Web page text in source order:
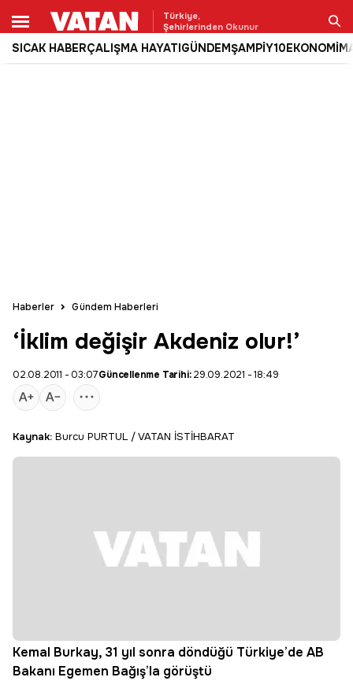
Türkiye,
Şehirlerinden Okunur
SICAK HABERÇALIŞMA HAYATIGÜNDEMŞAMPİY10EKONOMİ
Ara
Haberler Gündem Haberleri
‘İklim değişir Akdeniz olur!’
02.08.2011 - 03:07Güncellenme Tarihi:29.09.2021 - 18:49
Kaynak: Burcu PURTUL / VATAN İSTİHBARAT
Kemal Burkay, 31 yıl sonra döndüğü Türkiye’de AB
Bakanı Egemen Bağış’la görüştü